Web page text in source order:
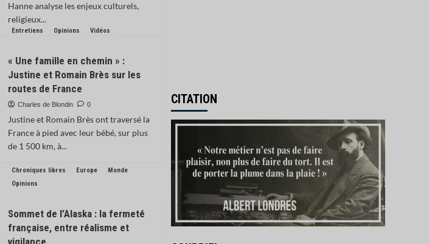
Hanne analyse les enjeux culturels,
religieux...
Entretiens Opinions Vidéos
« Une famille en chemin » :
Justine et Romain Brès sur les
routes de France
Charles de Blondin 0
Justine et Romain Brès ont traversé la
France à pied avec leur bébé, sur plus
de 1 500 km, à...
Chroniques libres Europe
Monde
Opinions
Sommet de l’Alaska : la fermeté
française, entre réalisme et
vigilance
CITATION